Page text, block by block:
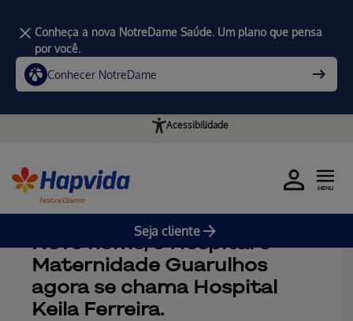
Acessibilidade
Seja cliente
MENU
Conheça a nova NotreDame Saúde. Um plano que pensa
por você.
Conhecer NotreDame
Novo nome, o Hospital e
Maternidade Guarulhos
agora se chama Hospital
Keila Ferreira.